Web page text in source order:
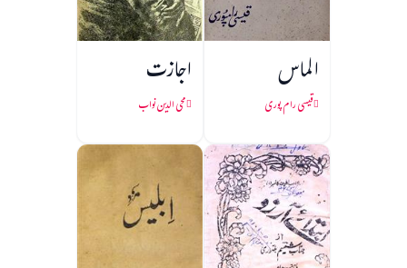
الماس
قیسی رام پوری
اجازت
محی الدین نواب